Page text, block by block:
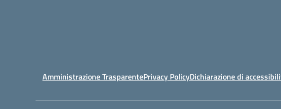
Amministrazione TrasparentePrivacy PolicyDichiarazione di